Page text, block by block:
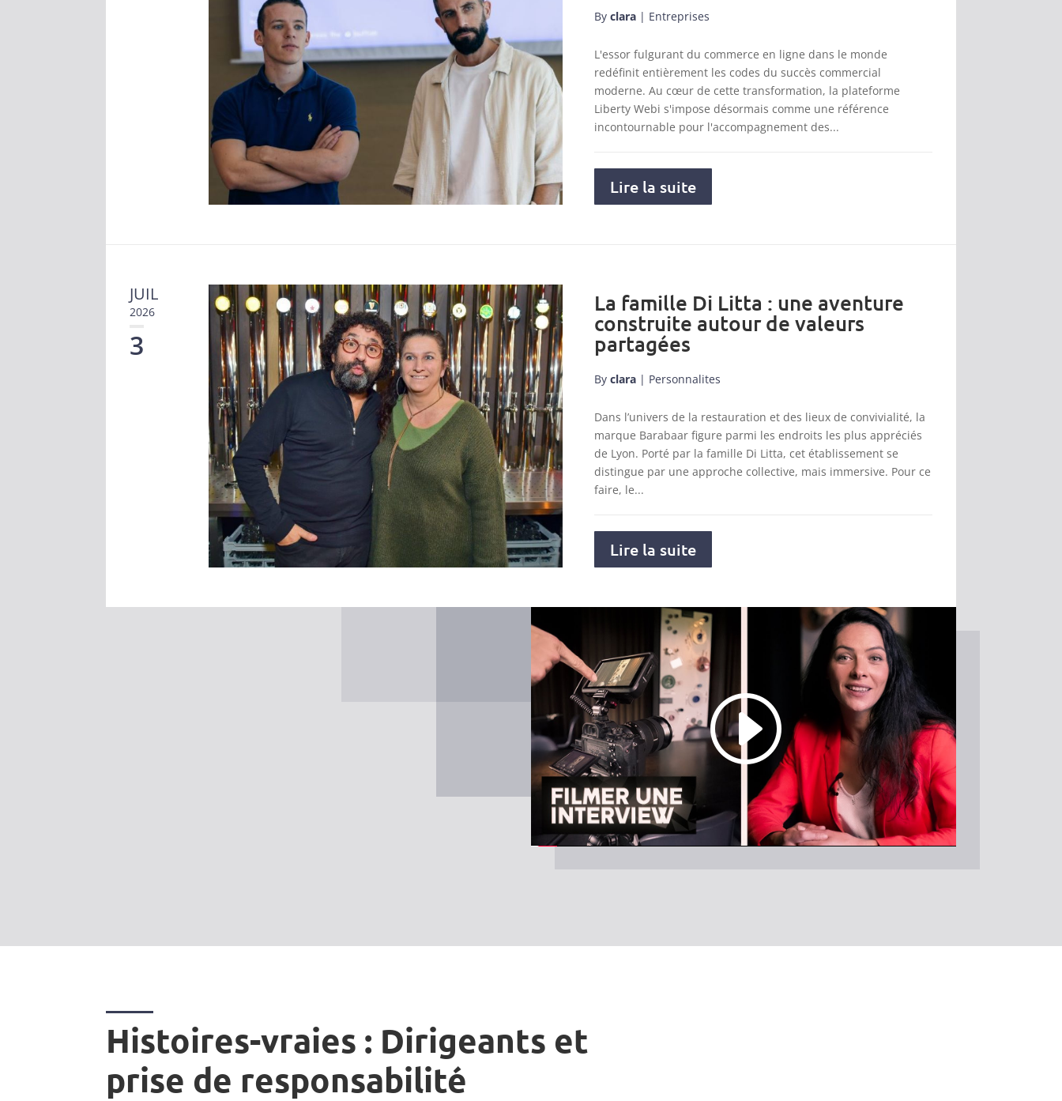
By clara | Entreprises
L'essor fulgurant du commerce en ligne dans le monde
redéfinit entièrement les codes du succès commercial
moderne. Au cœur de cette transformation, la plateforme
Liberty Webi s'impose désormais comme une référence
incontournable pour l'accompagnement des...
Lire la suite
JUIL
2026
3
La famille Di Litta : une aventure
construite autour de valeurs
partagées
By clara | Personnalites
Dans l’univers de la restauration et des lieux de convivialité, la
marque Barabaar figure parmi les endroits les plus appréciés
de Lyon. Porté par la famille Di Litta, cet établissement se
distingue par une approche collective, mais immersive. Pour ce
faire, le...
Lire la suite
Histoires-vraies : Dirigeants et
prise de responsabilité